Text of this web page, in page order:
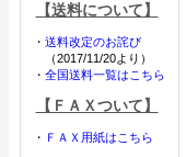
【送料について】
・ 送料改定のお詫び
（2017/11/20より）
・ 全国送料一覧はこちら
【ＦＡＸついて】
・ ＦＡＸ用紙はこちら